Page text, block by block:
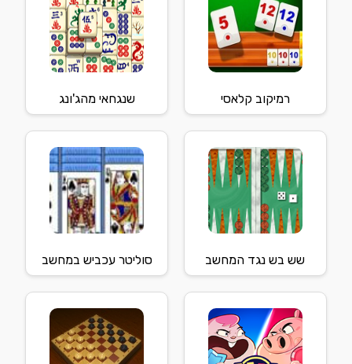
רמיקוב קלאסי שנגחאי מהג'ונג
שש בש נגד המחשב סוליטר עכביש במחשב